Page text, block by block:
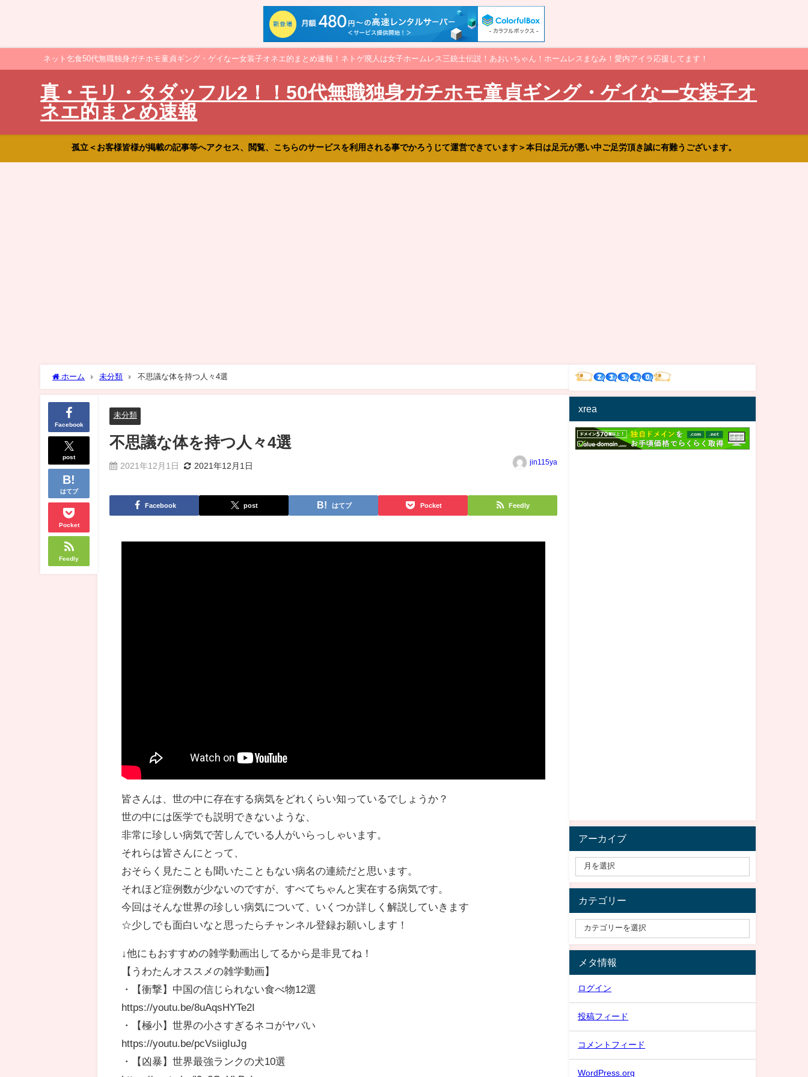
ネット乞食50代無職独身ガチホモ童貞ギング・ゲイなー女装子オネエ的まとめ速報！ネトゲ廃人は女子ホームレス三銃士伝説！あおいちゃん！ホームレスまなみ！愛内アイラ応援してます！
真・モリ・タダッフル2！！50代無職独身ガチホモ童貞ギング・ゲイなー女装子オ
ネエ的まとめ速報
孤立＜お客様皆様が掲載の記事等へアクセス、閲覧、こちらのサービスを利用される事でかろうじて運営できています＞本日は足元が悪い中ご足労頂き誠に有難うございます。
ホーム 未分類 不思議な体を持つ人々4選
Facebook
post
はてブ
Pocket
Feedly
未分類
不思議な体を持つ人々4選
2021年12月1日 2021年12月1日 jin115ya
Facebook post はてブ Pocket Feedly
皆さんは、世の中に存在する病気をどれくらい知っているでしょうか？
世の中には医学でも説明できないような、
非常に珍しい病気で苦しんでいる人がいらっしゃいます。
それらは皆さんにとって、
おそらく見たことも聞いたこともない病名の連続だと思います。
それほど症例数が少ないのですが、すべてちゃんと実在する病気です。
今回はそんな世界の珍しい病気について、いくつか詳しく解説していきます
☆少しでも面白いなと思ったらチャンネル登録お願いします！
↓他にもおすすめの雑学動画出してるから是非見てね！
【うわたんオススメの雑学動画】
・【衝撃】中国の信じられない食べ物12選
https://youtu.be/8uAqsHYTe2I
・【極小】世界の小さすぎるネコがヤバい
https://youtu.be/pcVsiigIuJg
・【凶暴】世界最強ランクの犬10選
xrea
アーカイブ
カテゴリー
メタ情報
ログイン
投稿フィード
コメントフィード
WordPress.org